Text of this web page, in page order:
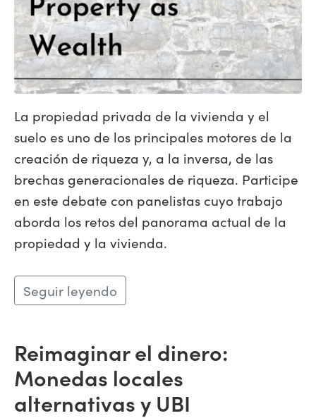
La propiedad privada de la vivienda y el
suelo es uno de los principales motores de la
creación de riqueza y, a la inversa, de las
brechas generacionales de riqueza. Participe
en este debate con panelistas cuyo trabajo
aborda los retos del panorama actual de la
propiedad y la vivienda.
Seguir leyendo
Reimaginar el dinero:
Monedas locales
alternativas y UBI